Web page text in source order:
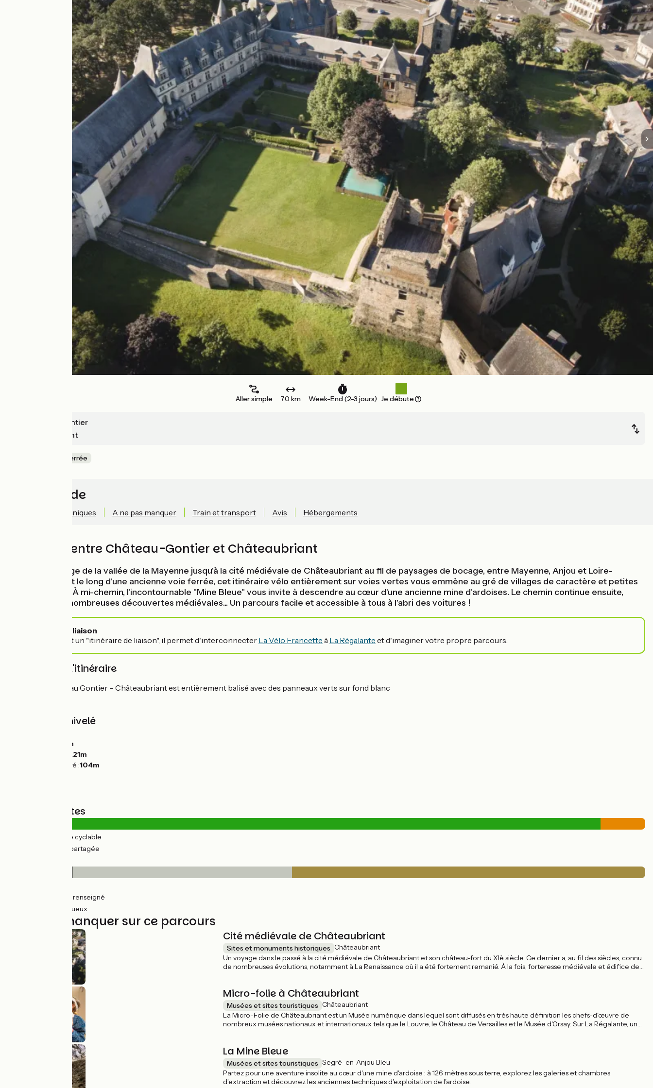
Aller simple 70 km Week-End (2-3 jours) Je débute
Château-Gontier
Châteaubriant
Ancienne voie ferrée
Accès rapide
Informations techniques A ne pas manquer Train et transport Avis Hébergements
Voie verte entre Château-Gontier et Châteaubriant
Un (court) voyage de la vallée de la Mayenne jusqu'à la cité médiévale de Châteaubriant au fil de paysages de bocage, entre Mayenne, Anjou et Loire-
Atlantique. Filant le long d'une ancienne voie ferrée, cet itinéraire vélo entièrement sur voies vertes vous emmène au gré de villages de caractère et petites
cités ouvrières. À mi-chemin, l'incontournable "Mine Bleue" vous invite à descendre au cœur d'une ancienne mine d'ardoises. Le chemin continue ensuite,
rythmé par les nombreuses découvertes médiévales... Un parcours facile et accessible à tous à l'abri des voitures !
🔗Itinéraire de liaison
Ce parcours est un "itinéraire de liaison", il permet d'interconnecter La Vélo Francette à La Régalante et d'imaginer votre propre parcours.
Balisage de l'itinéraire
L'itinéraire Château Gontier – Châteaubriant est entièrement balisé avec des panneaux verts sur fond blanc
Pentes et dénivelé
116m
Point le plus bas :21m
Point le plus élevé :104m
Types de routes
(93%) Voie cyclable
(7%) Route partagée
(54%) Non renseigné
(87%) Rugueux
À ne pas manquer sur ce parcours
Cité médiévale de Châteaubriant
Sites et monuments historiques Châteaubriant
Un voyage dans le passé à la cité médiévale de Châteaubriant et son château-fort du XIè siècle. Ce dernier a, au fil des siècles, connu
de nombreuses évolutions, notamment à La Renaissance où il a été fortement remanié. À la fois, forte­resse médiévale et édifice de
Micro-folie à Châteaubriant
Musées et sites touristiques Châteaubriant
La Micro-Folie de Châteaubriant est un Musée numérique dans lequel sont diffusés en très haute définition les chefs-d'œuvre de
nombreux musées nationaux et internationaux tels que le Louvre, le Château de Versailles et le Musée d'Orsay. Sur La Régalante, un
La Mine Bleue
Musées et sites touristiques Segré-en-Anjou Bleu
Partez pour une aventure insolite au cœur d'une mine d'ardoise : à 126 mètres sous terre, explorez les galeries et chambres
d’extraction et découvrez les anciennes techniques d'exploitation de l'ardoise.